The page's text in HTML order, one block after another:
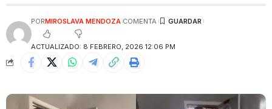
ACTUALIZADO: 8 FEBRERO, 2026 12:06 PM
PORMIROSLAVA MENDOZA COMENTA